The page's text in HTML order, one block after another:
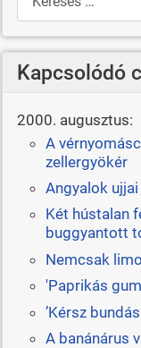
Kapcsolódó
2000. augusztus:
A
zellergyökér
Angyalok
Két hústalan
buggyantott
Nemcsak
'Paprikás
’Kérsz
A banánárus